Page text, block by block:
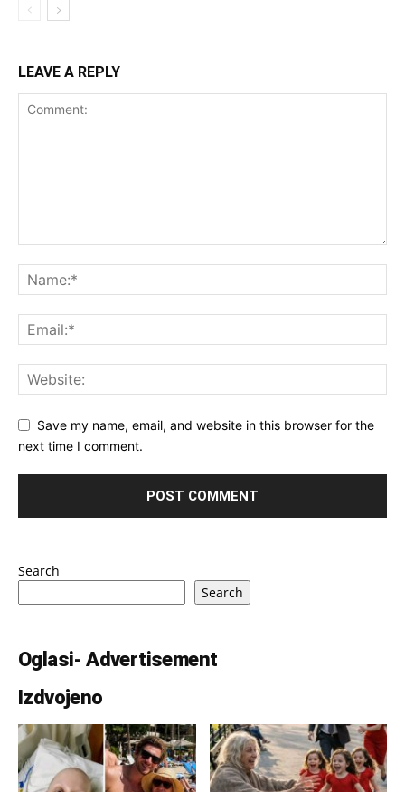
LEAVE A REPLY
Save my name, email, and website in this browser for the
next time I comment.
Search
Search
Oglasi- Advertisement
Izdvojeno